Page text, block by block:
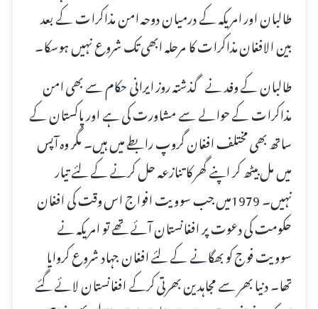
طالبان اور امریکہ کے درمیان دوحہ امن مذاکرات کے بعد
بین الافغان مذاکرات کا مرحلہ ابھی تک شروع نہیں ہوسکا۔
طالبان کے وفد نے گذشتہ روز ایرانی حکام سے بھی امن
مذاکرات کے حوالے سے مشاورت کی ہے اور پاکستان کے
ساتھ بھی مختلف افغان گروپ رابطے میں ہیں۔ مگر وہ آپس
میں مل بیٹھ کر اپنے گھر کا تنازعہ حل کرنے کے لئے تیار
نہیں۔ 1979میں جب سوویت افواج اس وقت کی افغان
حکومت کی دعوت پر افغانستان آئے تھے تو امریکہ نے
سوویت فوج کو بھگانے کے لئے افغان جہاد شروع کروایا
تھا۔ دنیا بھر سے مجاہدین بھرتی کرکے افغانستان لائے گئے